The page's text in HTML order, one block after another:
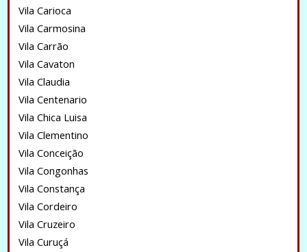
Vila Carioca
Vila Carmosina
Vila Carrão
Vila Cavaton
Vila Claudia
Vila Centenario
Vila Chica Luisa
Vila Clementino
Vila Conceição
Vila Congonhas
Vila Constança
Vila Cordeiro
Vila Cruzeiro
Vila Curuçá